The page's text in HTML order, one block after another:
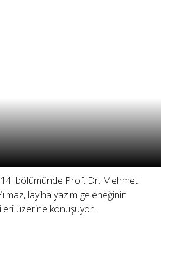
bölümünde Prof. Dr. Mehmet
layiha yazım geleneğinin
üzerine konuşuyor.